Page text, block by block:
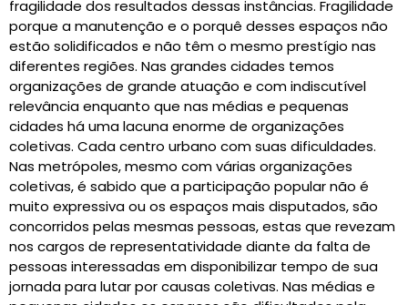
fragilidade dos resultados dessas instâncias. Fragilidade
porque a manutenção e o porquê desses espaços não
estão solidificados e não têm o mesmo prestígio nas
diferentes regiões. Nas grandes cidades temos
organizações de grande atuação e com indiscutível
relevância enquanto que nas médias e pequenas
cidades há uma lacuna enorme de organizações
coletivas. Cada centro urbano com suas dificuldades.
Nas metrópoles, mesmo com várias organizações
coletivas, é sabido que a participação popular não é
muito expressiva ou os espaços mais disputados, são
concorridos pelas mesmas pessoas, estas que revezam
nos cargos de representatividade diante da falta de
pessoas interessadas em disponibilizar tempo de sua
jornada para lutar por causas coletivas. Nas médias e